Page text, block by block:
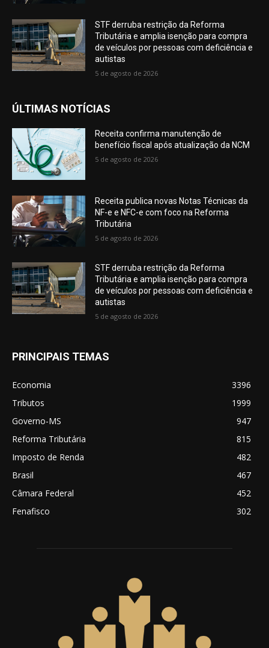
STF derruba restrição da Reforma
Tributária e amplia isenção para compra
de veículos por pessoas com deficiência e
autistas
5 de agosto de 2026
ÚLTIMAS NOTÍCIAS
Receita confirma manutenção de
benefício fiscal após atualização da NCM
5 de agosto de 2026
Receita publica novas Notas Técnicas da
NF-e e NFC-e com foco na Reforma
Tributária
5 de agosto de 2026
STF derruba restrição da Reforma
Tributária e amplia isenção para compra
de veículos por pessoas com deficiência e
autistas
5 de agosto de 2026
PRINCIPAIS TEMAS
Economia
3396
Tributos
1999
Governo-MS
947
Reforma Tributária
815
Imposto de Renda
482
Brasil
467
Câmara Federal
452
Fenafisco
302